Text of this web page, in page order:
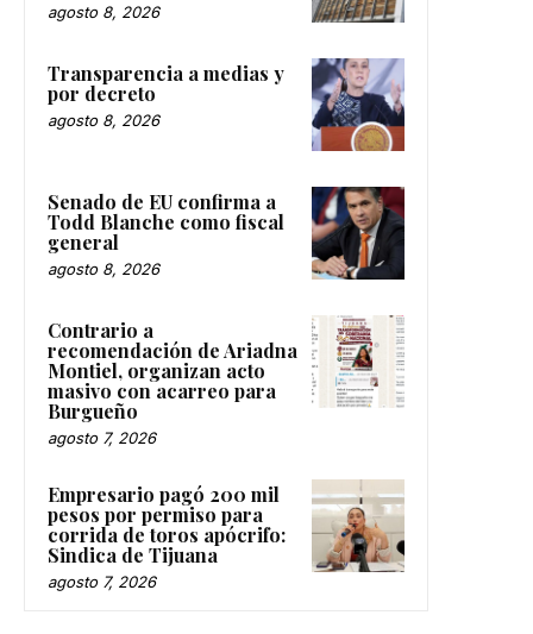
agosto 8, 2026
Transparencia a medias y
por decreto
agosto 8, 2026
Senado de EU confirma a
Todd Blanche como fiscal
general
agosto 8, 2026
Contrario a
recomendación de Ariadna
Montiel, organizan acto
masivo con acarreo para
Burgueño
agosto 7, 2026
Empresario pagó 200 mil
pesos por permiso para
corrida de toros apócrifo:
Sindica de Tijuana
agosto 7, 2026